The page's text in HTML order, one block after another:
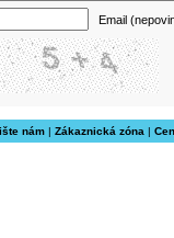
Email
nám| Zákaznická zóna |